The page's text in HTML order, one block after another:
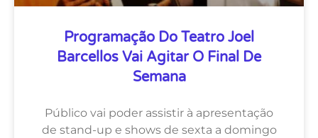
Programação Do Teatro Joel
Barcellos Vai Agitar O Final De
Semana
Público vai poder assistir à apresentação
de stand-up e shows de sexta a domingo